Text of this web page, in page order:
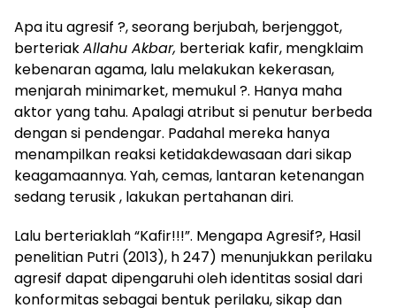
Apa itu agresif ?, seorang berjubah, berjenggot,
berteriakAllahu Akbar, berteriak kafir, mengklaim
kebenaran agama, lalu melakukan kekerasan,
menjarah minimarket, memukul ?. Hanya maha
aktor yang tahu. Apalagi atribut si penutur berbeda
dengan si pendengar. Padahal mereka hanya
menampilkan reaksi ketidakdewasaan dari sikap
keagamaannya. Yah, cemas, lantaran ketenangan
sedang terusik , lakukan pertahanan diri.
Lalu berteriaklah “Kafir!!!”. Mengapa Agresif?, Hasil
penelitian Putri (2013), h 247) menunjukkan perilaku
agresif dapat dipengaruhi oleh identitas sosial dari
konformitas sebagai bentuk perilaku, sikap dan